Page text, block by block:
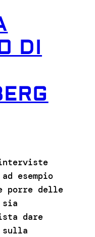
DI
esempio
porre delle
sia
dare
sulla